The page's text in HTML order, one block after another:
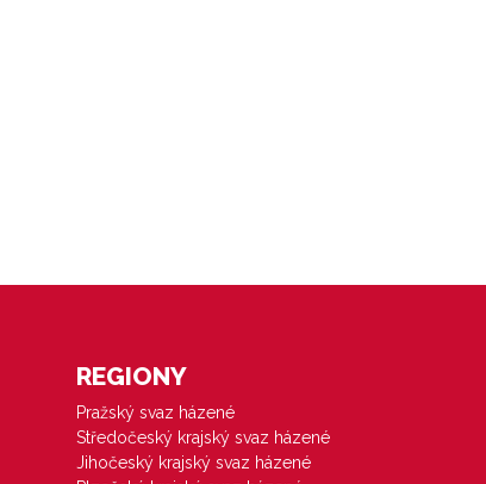
REGIONY
Pražský svaz házené
Středočeský krajský svaz házené
Jihočeský krajský svaz házené